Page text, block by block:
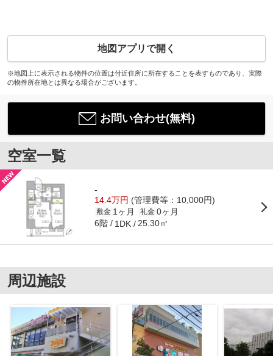
地図アプリで開く
※地図上に表示される物件の位置は付近住所に所在することを表すものであり、実際
の物件所在地とは異なる場合がございます。
お問い合わせ(無料)
空室一覧
-
14.4万円 (管理費等：10,000円)
敷金 1ヶ月 礼金 0ヶ月
6階 1DK 25.30㎡
周辺施設